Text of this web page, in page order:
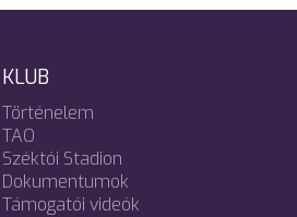
KLUB
Történelem
TAO
Széktói Stadion
Dokumentumok
Támogatói videók